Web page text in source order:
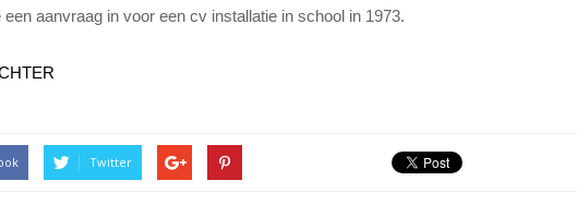
aanvraag in voor een cv installatie in school in 1973.
Twitter